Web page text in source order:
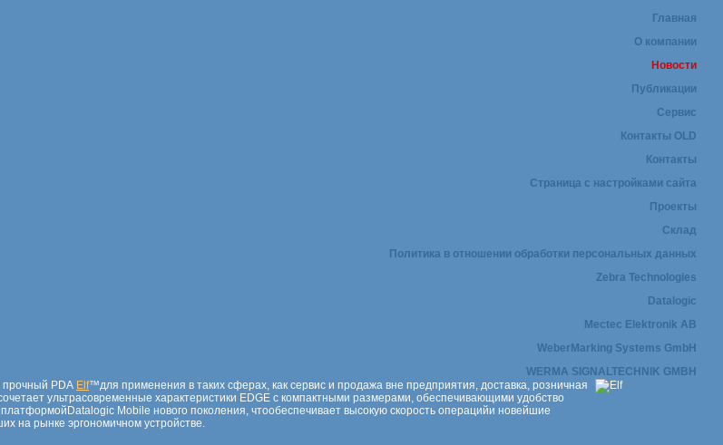
Главная
О компании
Новости
Публикации
Сервис
Контакты OLD
Контакты
Страница с настройками сайта
Проекты
Склад
Политика в отношении обработки персональных данных
Zebra Technologies
Datalogic
Mectec Elektronik AB
WeberMarking Systems GmbH
WERMA SIGNALTECHNIK GMBH
прочный PDA Elf™для применения в таких сферах, как сервис и продажа вне предприятия, доставка, розничная
ультрасовременные характеристики EDGE с компактными размерами, обеспечивающими удобство
Mobile нового поколения, чтообеспечивает высокую скорость операцийи новейшие
на рынке эргономичном устройстве.